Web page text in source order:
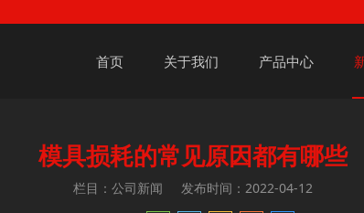
首页 关于我们 产品中心
模具损耗的常见原因都有哪些
栏目：公司新闻 发布时间：2022-04-12